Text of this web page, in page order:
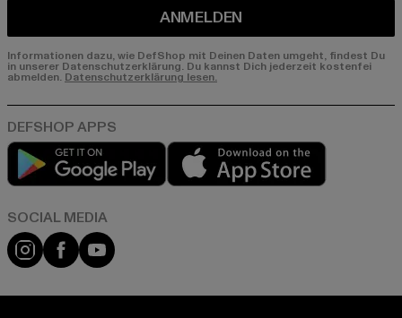
ANMELDEN
Informationen dazu, wie DefShop mit Deinen Daten umgeht, findest Du
in unserer Datenschutzerklärung. Du kannst Dich jederzeit kostenfei
abmelden. Datenschutzerklärung lesen.
Play market
Instagram
FacebookYouTube